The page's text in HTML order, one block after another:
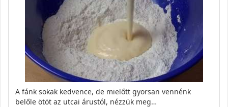
A fánk sokak kedvence, de mielőtt gyorsan vennénk
belőle ötöt az utcai árustól, nézzük meg…